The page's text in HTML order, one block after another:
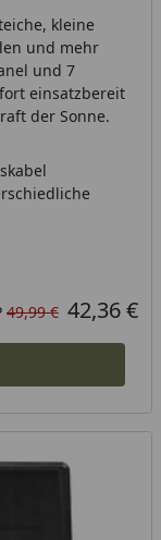
kleine
und mehr
und 7
einsatzbereit
der Sonne.
ProzentPreis
49,99 €
Preis 42,36 €